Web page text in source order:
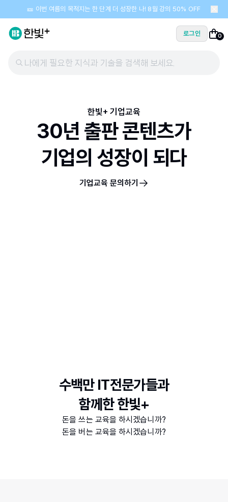
🎫 이번 여름의 목적지는 한 단계 더 성장한 나! 8월 강의 50% OFF
로그인 0
나에게 필요한 지식과 기술을 검색해 보세요.
한빛+ 기업교육
30년 출판 콘텐츠가
기업의 성장이 되다
기업교육 문의하기
수백만 IT전문가들과
함께한 한빛+
돈을 쓰는 교육을 하시겠습니까?
돈을 버는 교육을 하시겠습니까?